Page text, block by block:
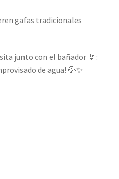
gafas tradicionales
junto con el bañador 👙:
de agua! 💦✨